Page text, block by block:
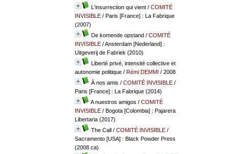
L'insurrection qui vient/ COMITÉ
INVISIBLE/ Paris [France] : La Fabrique
(2007)
De komende opstand/ COMITÉ
INVISIBLE/ Ansterdam [Nederland] :
Uitgeverij de Fabriek (2010)
Liberté privé, intensité collective et
autonomie politique/ Rémi DEMMI / 2008
À nos amis / COMITÉ INVISIBLE/
Paris [France] : La Fabrique (2014)
A nuestros amigos / COMITÉ
INVISIBLE/ Bogota [Colombia] : Pajarera
Libertaria (2017)
The Call/ COMITÉ INVISIBLE/
Sacramento [USA] : Black Powder Press
(2008 ca)